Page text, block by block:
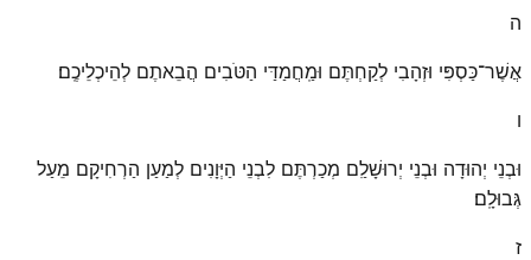
ה
אֲשֶׁר־כַּסְפִּי וּזְהָבִי לְקַחְתֶּם וּמַֽחֲמַדַּי הַטֹּבִים הֲבֵאתֶם לְהֵיכְלֵיכֶֽם׃
ו
וּבְנֵי יְהוּדָה וּבְנֵי יְרוּשָׁלַ͏ִם מְכַרְתֶּם לִבְנֵי הַיְּוָנִים לְמַעַן הַרְחִיקָם מֵעַל
גְּבוּלָֽם׃
ז